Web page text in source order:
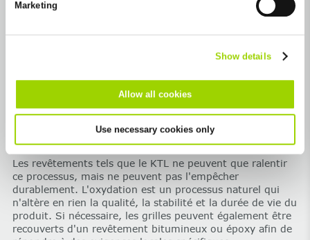
Excluded from this are absolutely necessary cookies that
Marketing
Show details
Allow all cookies
Use necessary cookies only
De manière standard, nos grilles en fonte sont livrées
Remarque importante:‌La fonte est issue de ressources
naturelles. Sous l’effet des intempéries, elle développe
progressivement une fine couche d’oxyde de fer qui
surface initialement noire prend une patine brun-
rougeâtre.
Les revêtements tels que le KTL ne peuvent que ralentir
ce processus, mais ne peuvent pas l'empêcher
durablement. L'oxydation est un processus naturel qui
n'altère en rien la qualité, la stabilité et la durée de vie du
produit. Si nécessaire, les grilles peuvent également être
recouverts d'un revêtement bitumineux ou époxy afin de